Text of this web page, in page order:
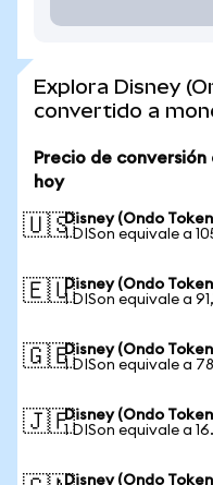
Explora Disney
convertido a
Precio de conversión
hoy
🇺🇸Disney (Ondo
1 DISon equivale a
🇪🇺Disney (Ondo
1 DISon equivale a
🇬🇧Disney (Ondo
1 DISon equivale a
🇯🇵Disney (Ondo
1 DISon equivale a
Disney (Ondo